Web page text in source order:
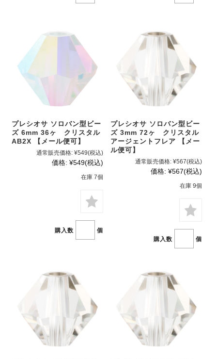
プレシオサ ソロバン型ビー
ズ 6mm 36ヶ クリスタル
AB2X 【メール便可】
通常販売価格: ¥549(税込)
価格: ¥549(税込)
在庫 7個
購入数 個
プレシオサ ソロバン型ビー
ズ 3mm 72ヶ クリスタル
アージェントフレア 【メー
ル便可】
通常販売価格: ¥567(税込)
価格: ¥567(税込)
在庫 9個
購入数 個